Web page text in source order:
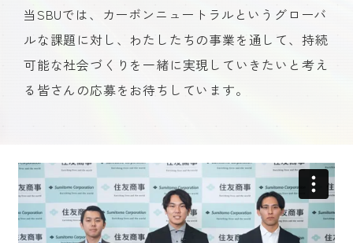
当SBUでは、カーボンニュートラルというグローバ
ルな課題に対し、わたしたちの事業を通して、持続
可能な社会づくりを一緒に実現していきたいと考え
る皆さんの応募をお待ちしています。